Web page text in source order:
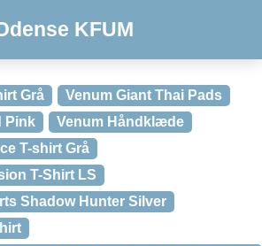
KFUM
Grå
Venum Giant Thai Pads
Pink
Venum Håndklæde
T-shirt Grå
T-Shirt LS
Shadow Hunter Silver